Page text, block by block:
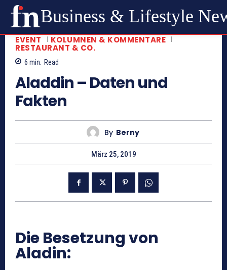
Business & Lifestyle
EVENT KOLUMNEN & KOMMENTARE
RESTAURANT & CO.
6 min. Read
Aladdin – Daten und
Fakten
By Berny
März 25, 2019
Die Besetzung von
Aladin: